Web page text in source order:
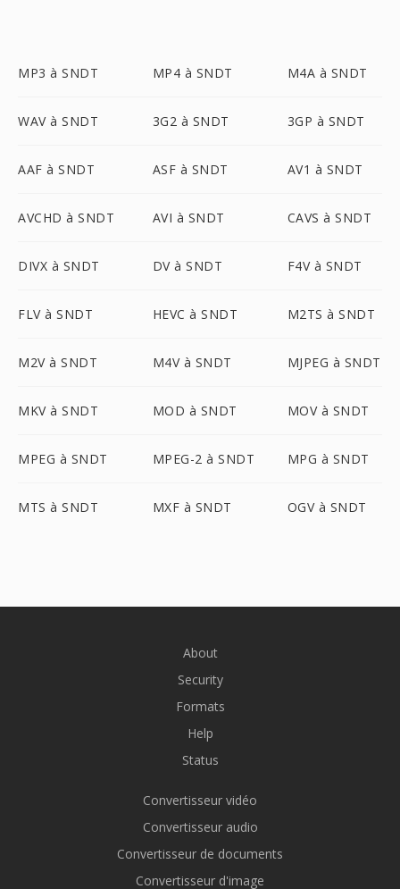
MP3 à SNDT MP4 à SNDT M4A à SNDT
WAV à SNDT 3G2 à SNDT 3GP à SNDT
AAF à SNDT ASF à SNDT AV1 à SNDT
AVCHD à SNDT AVI à SNDT CAVS à SNDT
DIVX à SNDT DV à SNDT F4V à SNDT
FLV à SNDT HEVC à SNDT M2TS à SNDT
M2V à SNDT M4V à SNDT MJPEG à SNDT
MKV à SNDT MOD à SNDT MOV à SNDT
MPEG à SNDT MPEG-2 à SNDT MPG à SNDT
MTS à SNDT MXF à SNDT OGV à SNDT
About
Security
Formats
Help
Status
Convertisseur vidéo
Convertisseur audio
Convertisseur de documents
Convertisseur d'image